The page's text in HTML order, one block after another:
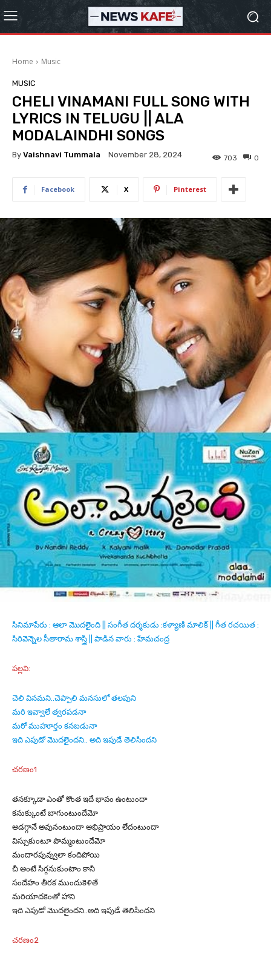
Home Music
MUSIC
CHELI VINAMANI FULL SONG WITH
LYRICS IN TELUGU || ALA
MODALAINDHI SONGS
By Vaishnavi Tummala November 28, 2024 0
703
Facebook X Pinterest
సినిమాపేరు : ఆలా మొదలైంది || సంగీత దర్శకుడు :కళ్యాణి మాలిక్ || గీత రచయిత :
సిరివెన్నెల సీతారామ శాస్త్రి || పాడిన వారు : హేమచంద్ర
పల్లవి:
చెలి వినమని..చెప్పాలి మనసులో తలపుని
మరి ఇవ్వాలే త్వరపడనా
మరో ముహూర్తం కనబడునా
ఇది ఎపుడో మొదలైందని.. అది ఇపుడే తెలిసిందని
చరణం1
తనక్కూడా ఎంతో కొంత ఇదే భావం ఉంటుందా
కనుక్కుంటే బాగుంటుందేమో
అడగ్గానే అవునంటుందా అభిప్రాయం లేదంటుందా
విస్సుకుంటూ పొమ్మంటుందేమో
మందారపువ్వులా కందిపోయి
చీ అంటే సిగ్గనుకుంటాం కానీ
సందేహం తీరక ముందుకెళితే
మరియాదకెంతో హాని
ఇది ఎపుడో మొదలైందని..అది ఇపుడే తెలిసిందని
చరణం2